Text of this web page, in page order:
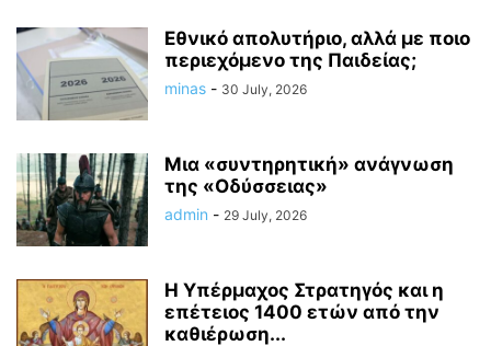
Εθνικό απολυτήριο, αλλά με ποιο
περιεχόμενο της Παιδείας;
minas - 30 July, 2026
Μια «συντηρητική» ανάγνωση
της «Οδύσσειας»
admin - 29 July, 2026
Η Υπέρμαχος Στρατηγός και η
επέτειος 1400 ετών από την
καθιέρωση...